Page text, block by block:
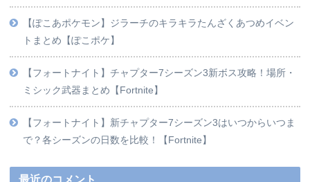
【ぽこあポケモン】ジラーチのキラキラたんざくあつめイベン
トまとめ【ぽこポケ】
【フォートナイト】チャプター7シーズン3新ボス攻略！場所・
ミシック武器まとめ【Fortnite】
【フォートナイト】新チャプター7シーズン3はいつからいつま
で？各シーズンの日数を比較！【Fortnite】
最近のコメント